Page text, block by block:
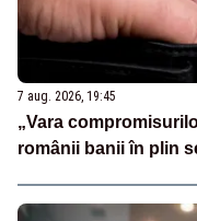
7 aug. 2026, 19:45
„Vara
românii banii în plin